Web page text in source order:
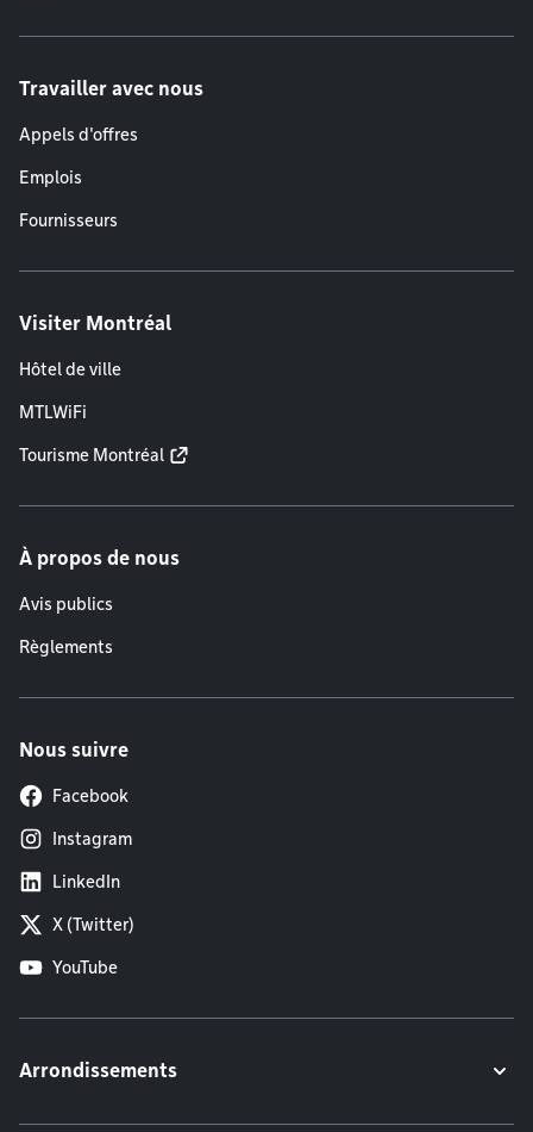
Travailler avec nous
Appels d'offres
Emplois
Fournisseurs
Visiter Montréal
Hôtel de ville
MTLWiFi
Tourisme Montréal
À propos de nous
Avis publics
Règlements
Nous suivre
Facebook
Instagram
LinkedIn
X (Twitter)
YouTube
Arrondissements